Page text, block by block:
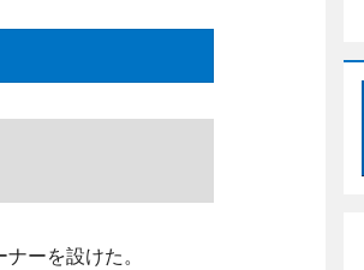
ーを設けた。